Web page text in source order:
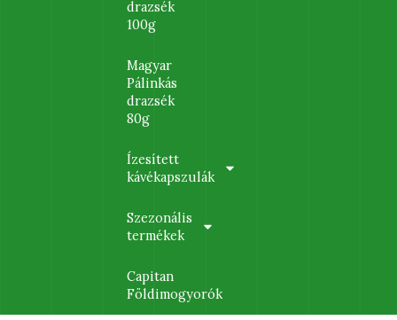
drazsék
100g
Magyar
Pálinkás
drazsék
80g
Ízesített
kávékapszulák
Szezonális
termékek
Capitan
Földimogyorók